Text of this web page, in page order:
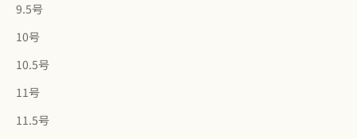
9.5号
10号
10.5号
11号
11.5号